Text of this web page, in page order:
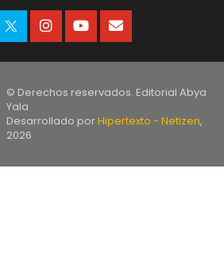
© Derechos reservados. Editorial Abya
Yala
Desarrollado porHipertexto - Netizen,
2026